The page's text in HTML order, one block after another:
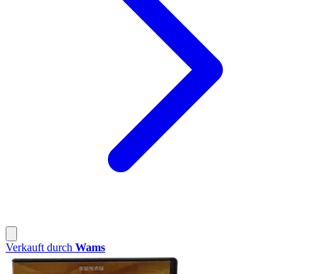
Verkauft durch Wams